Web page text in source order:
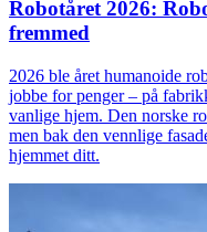
Robotåret 2026:
fremmed
2026 ble året humanoide
jobbe for penger – på
vanlige hjem. Den norske
men bak den vennlige
hjemmet ditt.